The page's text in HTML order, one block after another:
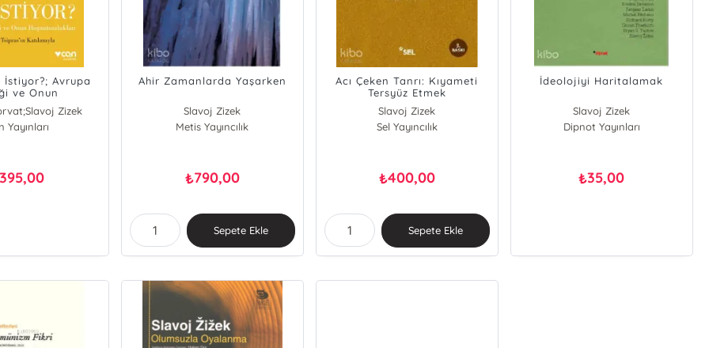
İstiyor?; Avrupa
ve Onun
Zizek
Zizek
Yayınları
395,00
Ahir Zamanlarda Yaşarken
Slavoj Zizek
Metis Yayıncılık
₺790,00
Sepete Ekle
Acı Çeken Tanrı: Kıyameti
Tersyüz Etmek
Slavoj Zizek
Boris Gunjevic
Sel Yayıncılık
₺400,00
Sepete Ekle
İdeolojiyi Haritalamak
Slavoj Zizek
Dipnot Yayınları
₺35,00